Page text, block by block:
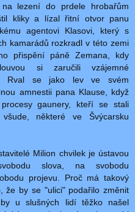
lezení do prdele hrobařům
kliky a lízal řitní otvor panu
agentovi Klasovi, který s
kamarádů rozkradl v této zemi
přispění páně Zemana, kdy
si zaručili vzájemné
Rval se jako lev ve svém
amnestii pana Klause, když
gaunery, kteří se stali
některé ve Švýcarsku
Milion chvilek je ústavou
slova, na svobodu
projevu. Proč má takový
že by se "ulici" podařilo změnit
u slušných lidí těžko našel